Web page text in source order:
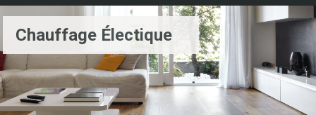
Chauffage Électique